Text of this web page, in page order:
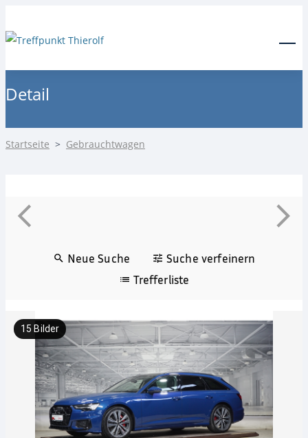
Detail
Startseite > Gebrauchtwagen
Neue Suche
Suche verfeinern
Trefferliste
15 Bilder